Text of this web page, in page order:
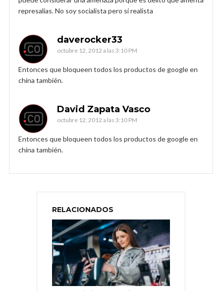
represalias. No soy socialista pero sí realista
daverocker33
octubre 12, 2012 a las 3:10 PM
Entonces que bloqueen todos los productos de google en
china también.
David Zapata Vasco
octubre 12, 2012 a las 3:10 PM
Entonces que bloqueen todos los productos de google en
china también.
RELACIONADOS